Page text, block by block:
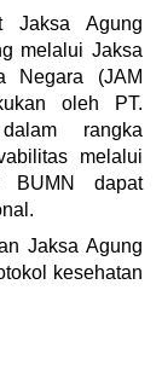
Jaksa Agung
melalui Jaksa
Negara (JAM
oleh PT.
rangka
melalui
BUMN dapat
Jaksa Agung
kesehatan